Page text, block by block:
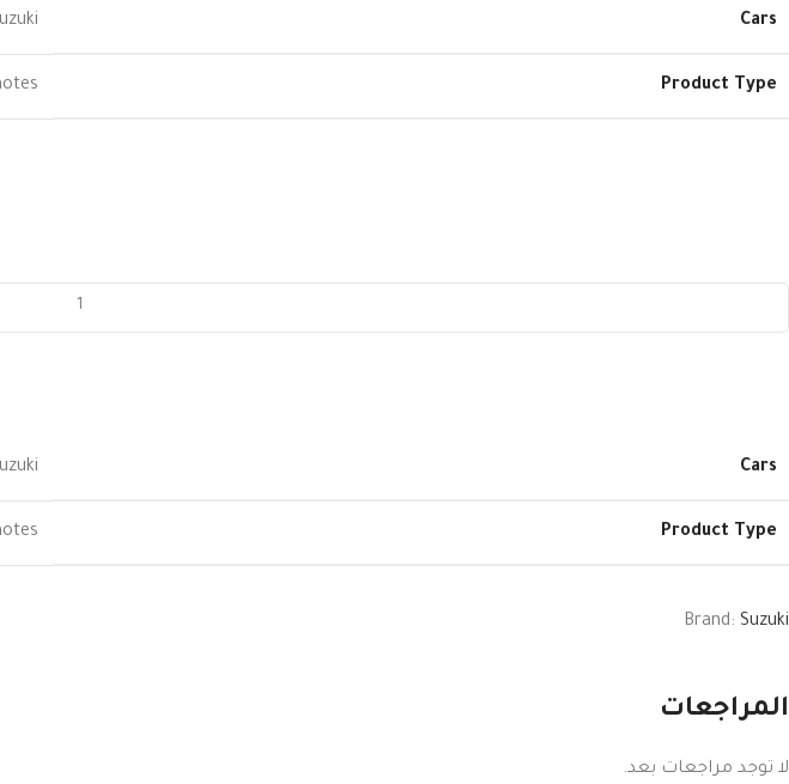
Cars
Product Type
Cars
Product Type
Brand: Suzuki
المراجعات
لا توجد مراجعات بعد.